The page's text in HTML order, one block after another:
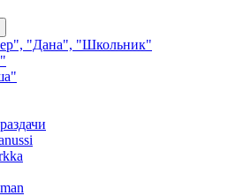
"Дана", "Школьник"